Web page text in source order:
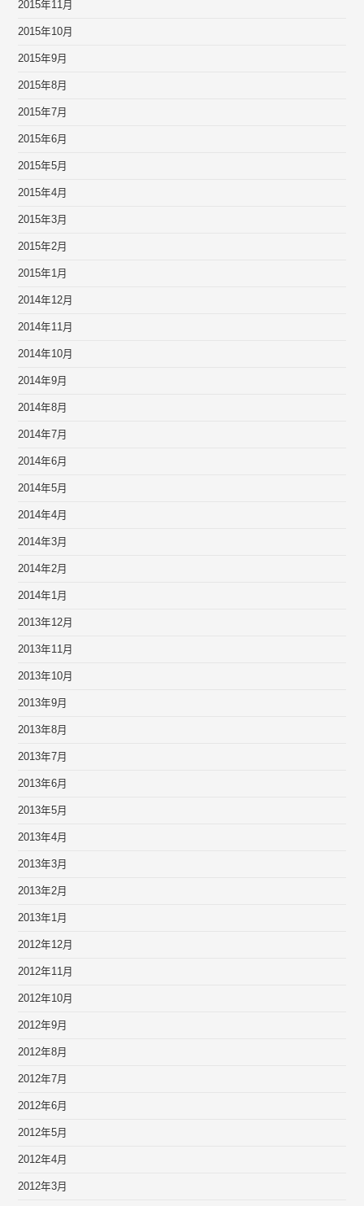
2015年11月
2015年10月
2015年9月
2015年8月
2015年7月
2015年6月
2015年5月
2015年4月
2015年3月
2015年2月
2015年1月
2014年12月
2014年11月
2014年10月
2014年9月
2014年8月
2014年7月
2014年6月
2014年5月
2014年4月
2014年3月
2014年2月
2014年1月
2013年12月
2013年11月
2013年10月
2013年9月
2013年8月
2013年7月
2013年6月
2013年5月
2013年4月
2013年3月
2013年2月
2013年1月
2012年12月
2012年11月
2012年10月
2012年9月
2012年8月
2012年7月
2012年6月
2012年5月
2012年4月
2012年3月